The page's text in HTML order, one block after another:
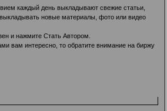
каждый день выкладывают свежие статьи,
новые материалы, фото или видео
и нажмите Стать Автором.
вам интересно, то обратите внимание на биржу